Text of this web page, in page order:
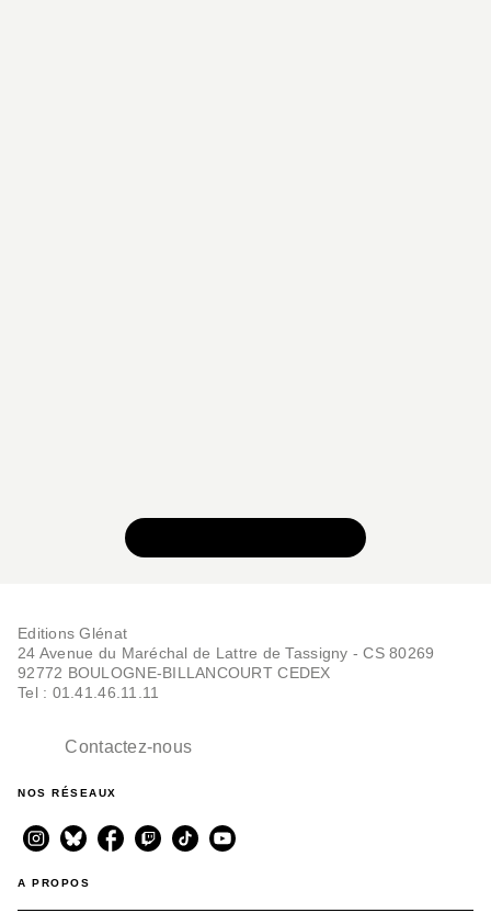
Editions Glénat
24 Avenue du Maréchal de Lattre de Tassigny - CS 80269
92772 BOULOGNE-BILLANCOURT CEDEX
Tel : 01.41.46.11.11
Contactez-nous
NOS RÉSEAUX
A PROPOS